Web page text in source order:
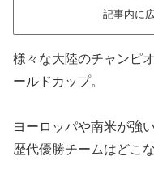
記事内に
様々な大陸のチャンピ
ールドカップ。
ヨーロッパや南米が強
歴代優勝チームはどこ